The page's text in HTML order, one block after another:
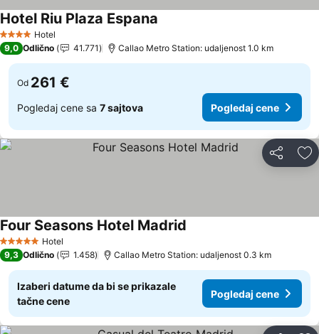
4 ZvezdiceHotel
Hotel Riu Plaza Espana
9,0 Odlično 41.771 Callao Metro Station: udaljenost 1.0 km
Od 261 €
Pogledaj cene sa 7 sajtova Pogledaj cene
Deli
5 ZvezdiceHotel
Four Seasons Hotel Madrid
9,3 Odlično 1.458 Callao Metro Station: udaljenost 0.3 km
Izaberi datume da bi se prikazale
tačne cene
Pogledaj cene